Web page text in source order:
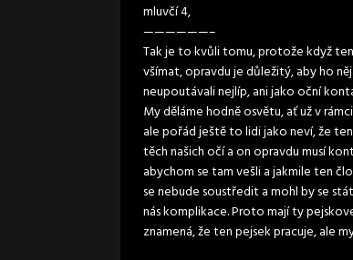
mluvčí 4,
——————–
Tak je to kvůli tomu, protože když
všímat, opravdu je důležitý, aby ho
neupoutávali nejlíp, ani jako oční
My děláme hodně osvětu, ať už v
ale pořád ještě to lidi jako neví, že
těch našich očí a on opravdu musí
abychom se tam vešli a jakmile ten
se nebude soustředit a mohl by se
nás komplikace. Proto mají ty
znamená, že ten pejsek pracuje, ale